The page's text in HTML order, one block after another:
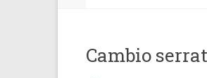
Cambio